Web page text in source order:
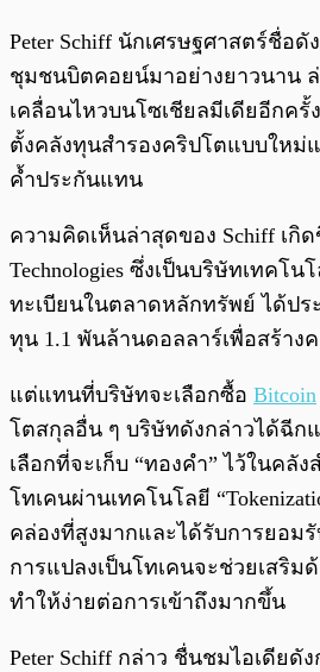
พร้อมเล่น
Peter Schiff นักเศรษฐศาสตร์ชื่อดั
ชุมชนบิตคอยน์มาอย่างยาวนาน
เคลื่อนไหวบนโซเชียลมีเดียอีกครั้
ตั้งคลังทุนสำรองคริปโตแบบใหม่
ค้ำประกันแทน
ความคิดเห็นล่าสุดของ Schiff เกิ
Technologies ซึ่งเป็นบริษัทเทคโ
ทะเบียนในตลาดหลักทรัพย์ ได้ปร
ทุน 1.1 พันล้านดอลลาร์เพื่อสร้าง
แต่แทนที่บริษัทจะเลือกซื้อ Bitcoin
โตสกุลอื่น ๆ บริษัทดังกล่าวได้ฉีก
เลือกที่จะเก็บ “ทองคำ” ไว้ในคลั
โทเคนผ่านเทคโนโลยี
คล่องที่สูงมากและได้รับการยอม
การแปลงเป็นโทเคนจะช่วยเสริ
ทำให้ง่ายต่อการเข้าถึงมากขึ้น
Peter Schiff กล่าว ชื่นชมไอเดียดั